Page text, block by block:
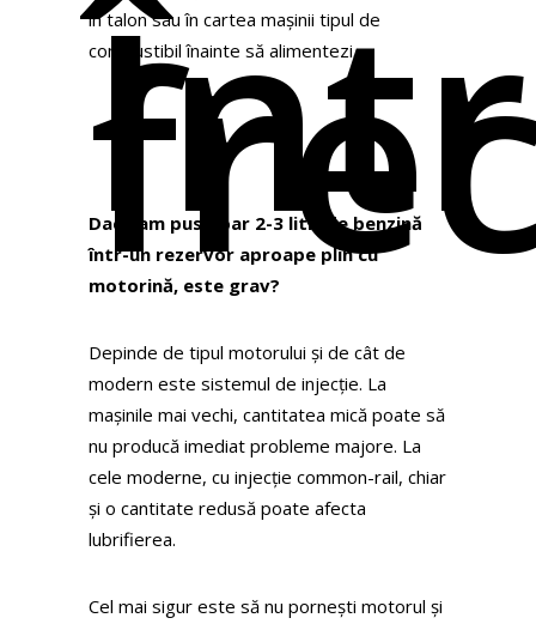
în talon sau în cartea mașinii tipul de
combustibil înainte să alimentezi.
Dacă am pus doar 2-3 litri de benzină
într-un rezervor aproape plin cu
motorină, este grav?
Depinde de tipul motorului și de cât de
modern este sistemul de injecție. La
mașinile mai vechi, cantitatea mică poate să
nu producă imediat probleme majore. La
cele moderne, cu injecție common-rail, chiar
și o cantitate redusă poate afecta
lubrifierea.
Cel mai sigur este să nu pornești motorul și